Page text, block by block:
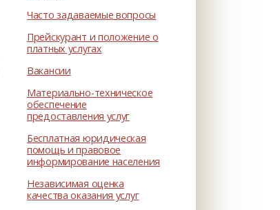
Часто задаваемые вопросы
Прейскурант и положение о
платных услугах
Вакансии
Материально-техническое
обеспечение
предоставления услуг
Бесплатная юридическая
помощь и правовое
информирование населения
Независимая оценка
качества оказания услуг